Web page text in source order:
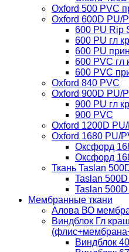
Oxford 500 PVC
Oxford 600D PU/
600 PU Rip
600 PU гл
600 PU
600 PVC гл
600 PVC
Oxford 840 PVC
Oxford 900D PU/
900 PU гл
900 PVC
Oxford 1200D
Oxford 1680 PU/
Оксфорд
Оксфорд
Ткань Taslan
Taslan
Taslan
Мембранные ткани
Алова ВО
Виндблок Гл
Виндблок